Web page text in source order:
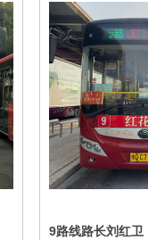
9路线路长刘红卫